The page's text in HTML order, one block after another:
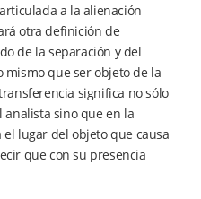
a la alienación
otra definición de
de la separación y del
mismo que ser objeto de la
significa no sólo
sino que en la
lugar del objeto que causa
que con su presencia